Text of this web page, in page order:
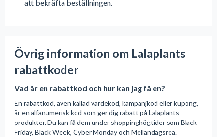
att bekräfta beställningen.
Övrig information om Lalaplants
rabattkoder
Vad är en rabattkod och hur kan jag få en?
En rabattkod, även kallad värdekod, kampanjkod eller kupong,
är en alfanumerisk kod som ger dig rabatt på Lalaplants-
produkter. Du kan få dem under shoppinghögtider som Black
Friday, Black Week, Cyber Monday och Mellandagsrea.